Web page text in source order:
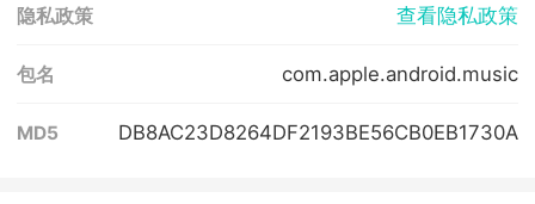
隐私政策 查看隐私政策
包名 com.apple.android.music
MD5 DB8AC23D8264DF2193BE56CB0EB1730A